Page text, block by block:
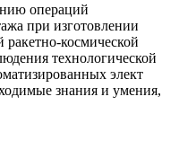
операций
при изготовлении
космической
технологической
элект
знания и умения,